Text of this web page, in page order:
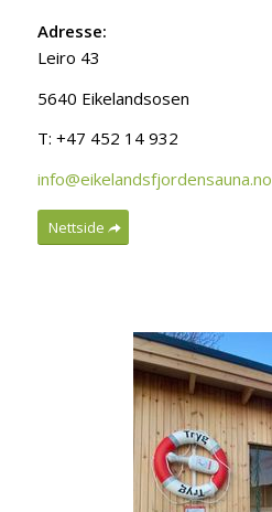
Adresse:
Leiro 43
5640 Eikelandsosen
T: +47 452 14 932
info@eikelandsfjordensauna.no
Nettside